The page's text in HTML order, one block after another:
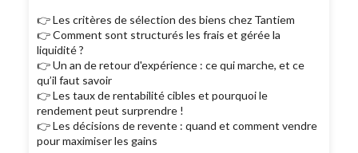
👉 Les critères de sélection des biens chez Tantiem
👉 Comment sont structurés les frais et gérée la
liquidité ?
👉 Un an de retour d'expérience : ce qui marche, et ce
qu’il faut savoir
👉 Les taux de rentabilité cibles et pourquoi le
rendement peut surprendre !
👉 Les décisions de revente : quand et comment vendre
pour maximiser les gains